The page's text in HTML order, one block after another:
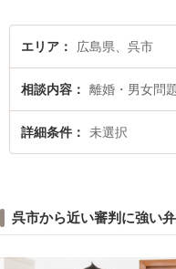
エリア 広島県、呉市
相談内容 離婚・男女問
詳細条件 未選択
呉市から近い審判に強い